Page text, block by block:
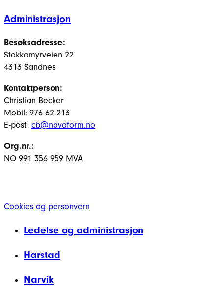
Administrasjon
Besøksadresse:
Stokkamyrveien 22
4313 Sandnes
Kontaktperson:
Christian Becker
Mobil: 976 62 213
E-post: cb@novaform.no
Org.nr.:
NO 991 356 959 MVA
Cookies og personvern
Ledelse og administrasjon
Harstad
Narvik